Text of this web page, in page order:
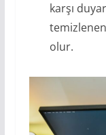
karşı
olur.